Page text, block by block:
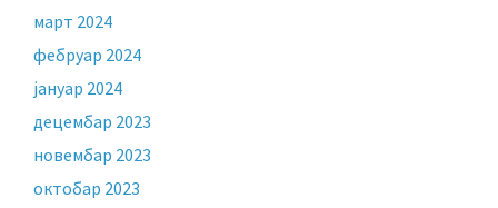
март 2024
фебруар 2024
јануар 2024
децембар 2023
новембар 2023
октобар 2023